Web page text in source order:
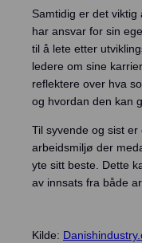
Samtidig er det
har ansvar for sin
til å lete etter
ledere om sine
reflektere over hva
og hvordan den kan
Til syvende og sist
arbeidsmiljø der
yte sitt beste. Dette
av innsats fra både
Kilde: